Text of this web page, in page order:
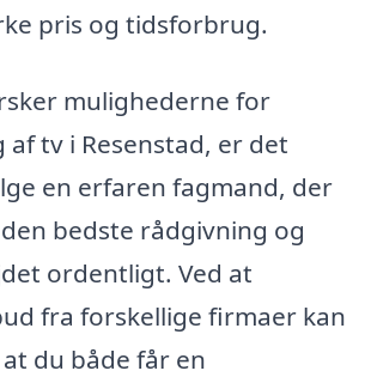
pris og tidsforbrug.
mulighederne for
tv i Resenstad, er det
en erfaren fagmand, der
bedste rådgivning og
ordentligt. Ved at
fra forskellige firmaer kan
du både får en